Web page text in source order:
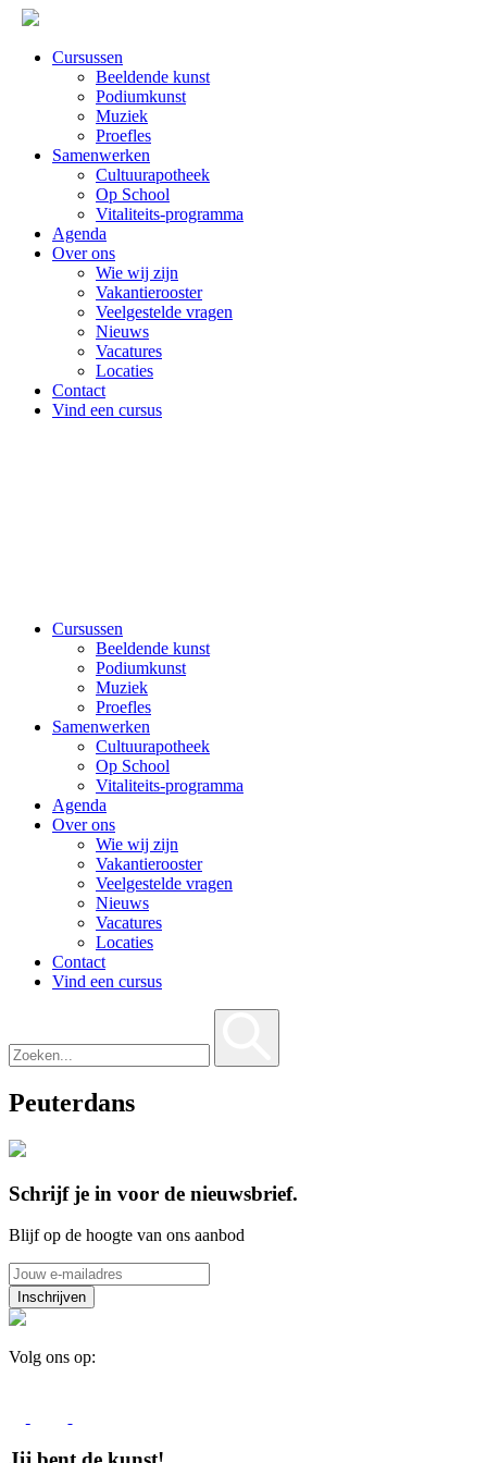
Cursussen
Beeldende kunst
Podiumkunst
Muziek
Proefles
Samenwerken
Cultuurapotheek
Op School
Vitaliteits-programma
Agenda
Over ons
Wie wij zijn
Vakantierooster
Veelgestelde vragen
Nieuws
Vacatures
Locaties
Contact
Vind een cursus
Cursussen
Beeldende kunst
Podiumkunst
Muziek
Proefles
Samenwerken
Cultuurapotheek
Op School
Vitaliteits-programma
Agenda
Over ons
Wie wij zijn
Vakantierooster
Veelgestelde vragen
Nieuws
Vacatures
Locaties
Contact
Vind een cursus
Peuterdans
Schrijf je in voor de nieuwsbrief.
Blijf op de hoogte van ons aanbod
Volg ons op: